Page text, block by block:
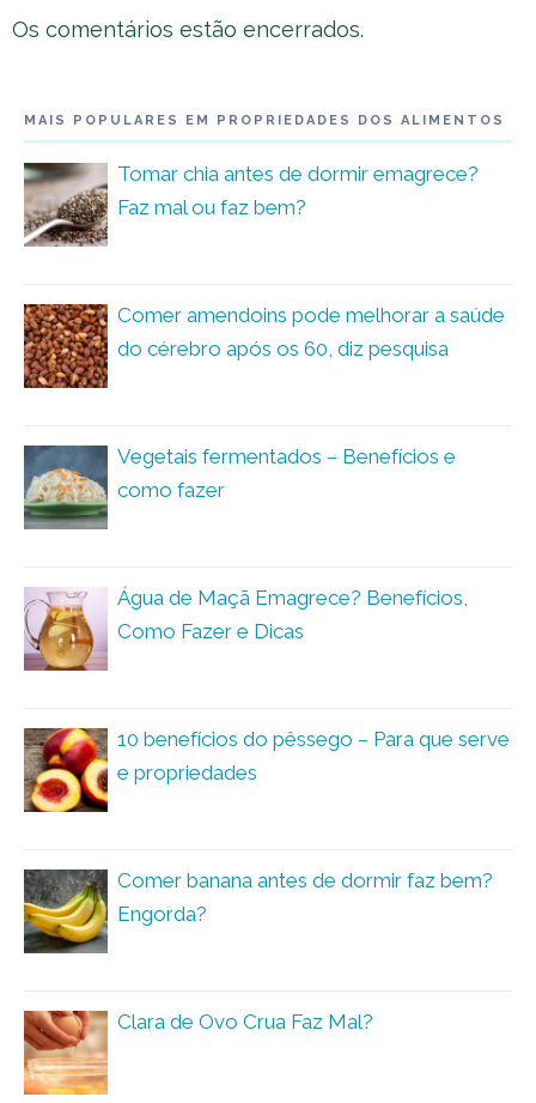
Os comentários estão encerrados.
MAIS POPULARES EM PROPRIEDADES DOS ALIMENTOS
Tomar chia antes de dormir emagrece?
Faz mal ou faz bem?
Comer amendoins pode melhorar a saúde
do cérebro após os 60, diz pesquisa
Vegetais fermentados – Benefícios e
como fazer
Água de Maçã Emagrece? Benefícios,
Como Fazer e Dicas
10 benefícios do pêssego – Para que serve
e propriedades
Comer banana antes de dormir faz bem?
Engorda?
Clara de Ovo Crua Faz Mal?